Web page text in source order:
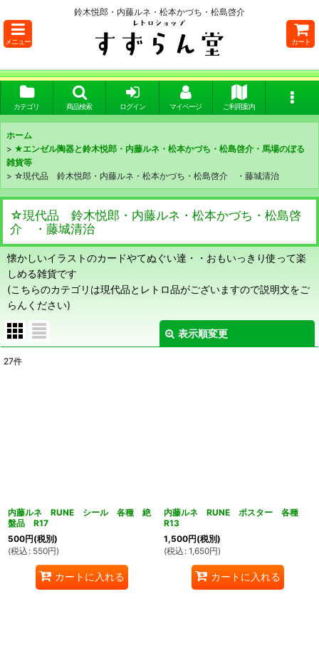
鈴木悦郎・内藤ルネ・松本かづち・松島啓介
メニュー カート
カテゴリ 商品検索 ログイン マイページ ご利用案内
ホーム
> ★エンゼル陶器と鈴木悦郎・内藤ルネ・松本かづち・松島啓介・馬場のぼる
雑貨等
> ☆現代品 鈴木悦郎・内藤ルネ・松本かづち・松島啓介 ・藤城清治
☆現代品 鈴木悦郎・内藤ルネ・松本かづち・松島啓
介 ・藤城清治
懐かしいイラストのカードやてぬぐい達・・おもいっきり使って楽
しめる雑貨です
(こちらのカテゴリは現代品とレトロ品がございますので説明文をご
らんください)
表示順変更
27件
内藤ルネ RUNE シール 各種 絶
盤品 R17
500円(税別)
(税込 : 550円)
カートに入れる
内藤ルネ RUNE ポスター 各種
R13
1,500円(税別)
(税込 : 1,650円)
カートに入れる